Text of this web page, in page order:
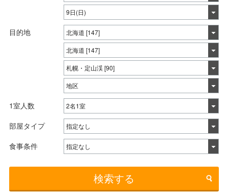
目的地
1室人数
部屋タイプ
食事条件
検索する